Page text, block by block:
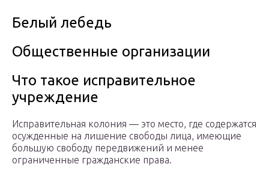
Белый лебедь
Общественные организации
Что такое исправительное
учреждение
Исправительная колония — это место, где содержатся
осужденные на лишение свободы лица, имеющие
большую свободу передвижений и менее
ограниченные гражданские права.